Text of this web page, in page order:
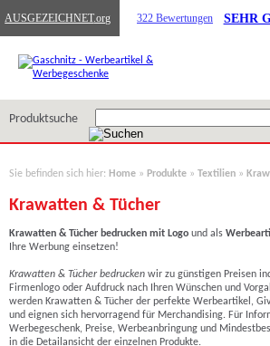
AUSGEZEICHNET.org 322 Bewertungen SEHR
Produktsuche
Sie befinden sich hier: Home » Produkte » Textilien »
Krawatten & Tücher
Krawatten & Tücher bedrucken mit Logo und als
Ihre Werbung einsetzen!
Krawatten & Tücher bedrucken wir zu günstigen Preisen
Firmenlogo oder Aufdruck nach Ihren Wünschen und
werden Krawatten & Tücher der perfekte Werbeartikel,
und eignen sich hervorragend für Merchandising. Für
Werbegeschenk, Preise, Werbeanbringung und
in die Detailansicht der einzelnen Produkte.